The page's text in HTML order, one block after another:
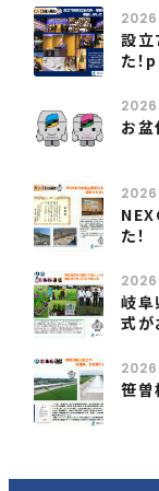
設立
た
お盆
た！
岐阜
式が
笹曽